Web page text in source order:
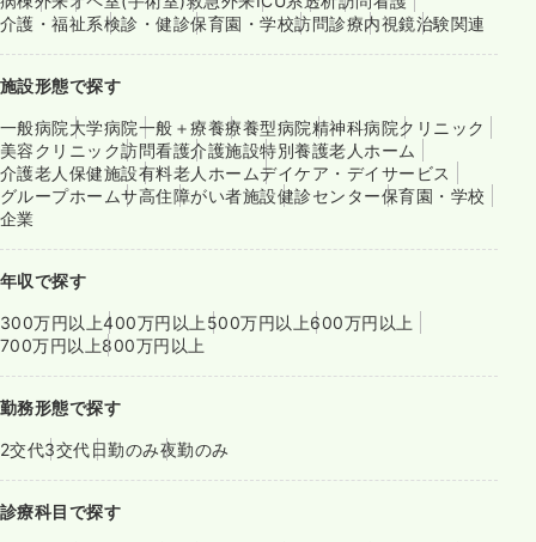
介護・福祉系検診・健診保育園・学校訪問診療内視鏡治験関連
施設形態で探す
一般病院大学病院一般＋療養療養型病院精神科病院クリニック
美容クリニック訪問看護介護施設特別養護老人ホーム
介護老人保健施設有料老人ホームデイケア・デイサービス
グループホームサ高住障がい者施設健診センター保育園・学校
企業
年収で探す
300万円以上400万円以上 500万円以上600万円以上
700万円以上800万円以上
勤務形態で探す
2交代3交代日勤のみ夜勤のみ
診療科目で探す